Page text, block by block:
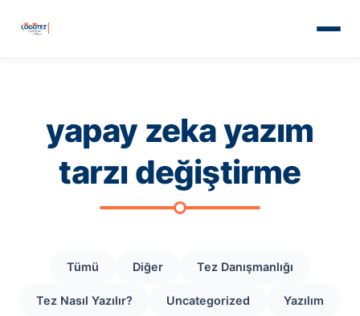
yapay zeka yazım
tarzı değiştirme
Tümü Diğer Tez Danışmanlığı
Tez Nasıl Yazılır? Uncategorized Yazılım